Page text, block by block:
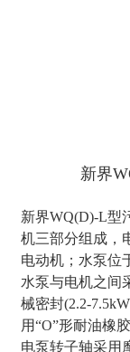
新界
新界WQ(D)-L型
机三部分组成，
电动机；水泵位
水泵与电机之间
械密封(2.2-
用“O”形耐油橡
电泵转子轴采用